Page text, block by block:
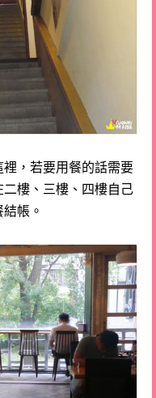
，若要用餐的話需要
二樓、三樓、四樓自己
帳。